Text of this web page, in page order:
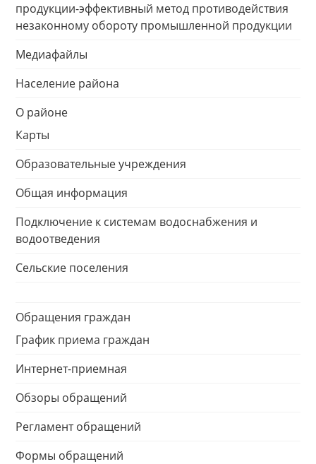
продукции-эффективный метод противодействия
незаконному обороту промышленной продукции
Медиафайлы
Население района
О районе
Карты
Образовательные учреждения
Общая информация
Подключение к системам водоснабжения и
водоотведения
Сельские поселения
Обращения граждан
График приема граждан
Интернет-приемная
Обзоры обращений
Регламент обращений
Формы обращений